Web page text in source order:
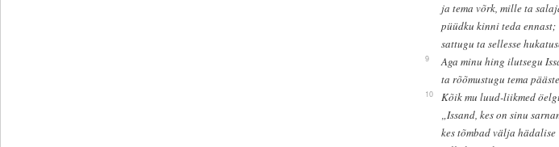
ja tema võrk, mille ta
püüdku kinni teda ennast;
sattugu ta sellesse
9
Aga minu hing ilutsegu
ta rõõmustugu tema
10
Kõik mu luud-liikmed
„Issand, kes on sinu
kes tõmbad välja hädalise